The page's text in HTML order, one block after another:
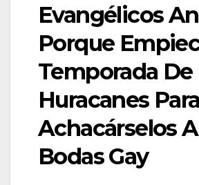
Evangélicos
Porque
Temporada De
Huracanes Para
Achacárselos
Bodas Gay